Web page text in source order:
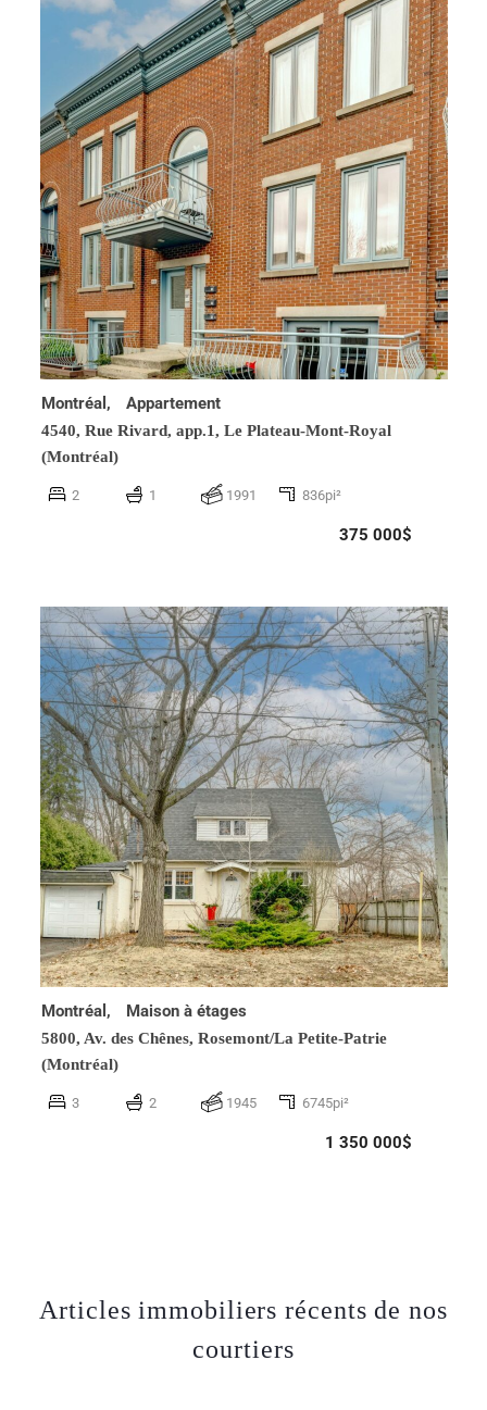
Montréal, Appartement
4540, Rue Rivard, app.1, Le Plateau-Mont-Royal
(Montréal)
2 1 1991 836pi²
375 000$
Montréal, Maison à étages
5800, Av. des Chênes, Rosemont/La Petite-Patrie
(Montréal)
3 2 1945 6745pi²
1 350 000$
Articles immobiliers récents de nos
courtiers